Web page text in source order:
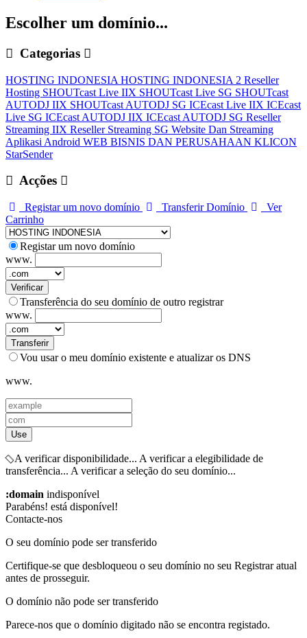
Escolher um domínio...
Categorias
HOSTING INDONESIA HOSTING INDONESIA 2 Reseller
Hosting SHOUTcast Live IIX SHOUTcast Live SG SHOUTcast
AUTODJ IIX SHOUTcast AUTODJ SG ICEcast Live IIX ICEcast
Live SG ICEcast AUTODJ IIX ICEcast AUTODJ SG Reseller
Streaming IIX Reseller Streaming SG Website Dan Streaming
Aplikasi Android WEB BISNIS DAN PERUSAHAAN KLICON
StarSender
Acções
Registar um novo domínio Transferir Domínio
Ver
Carrinho
Registar um novo domínio
www.
Verificar
Transferência do seu domínio de outro registrar
www.
Transferir
Vou usar o meu domínio existente e atualizar os DNS
www.
Use
A verificar disponibilidade... A verificar a elegibilidade de
transferência... A verificar a seleção do seu domínio...
:domain indisponível
Parabéns! está disponível!
Contacte-nos
O seu domínio pode ser transferido
Certifique-se que desbloqueou o seu domínio no seu Registrar atual
antes de prosseguir.
O domínio não pode ser transferido
Parece-nos que o domínio digitado não se encontra registado.